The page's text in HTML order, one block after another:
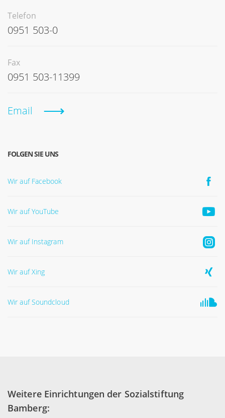
Telefon
0951 503-0
Fax
0951 503-11399
Email
FOLGEN SIE UNS
Wir auf Facebook
Wir auf YouTube
Wir auf Instagram
Wir auf Xing
Wir auf Soundcloud
Weitere Einrichtungen der Sozialstiftung
Bamberg: